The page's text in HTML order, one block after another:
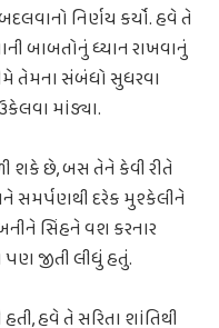
નિર્ણય કર્યો. હવે તે
બાબતોનું ધ્યાન રાખવાનું
તેમના સંબંધો સુધરવા
માંડ્યા.
શકે છે, બસ તેને કેવી રીતે
સમર્પણથી દરેક મુશ્કેલીને
સિંહને વશ કરનાર
પણ જીતી લીધું હતું.
હવે તે સરિતા શાંતિથી